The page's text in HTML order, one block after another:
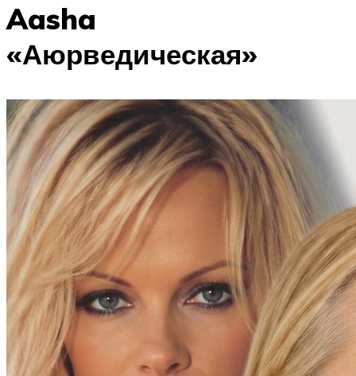
Aasha
«Аюрведическая»